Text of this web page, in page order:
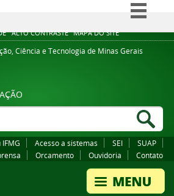
ALTO CONTRASTE MAPA DO SITE
Simplifique!
Comunica BR
Legislação
Ciência e Tecnologia de Minas Gerais
IFMG Acesso a sistemas SEI
SUAP
Orcamento Ouvidoria Contato